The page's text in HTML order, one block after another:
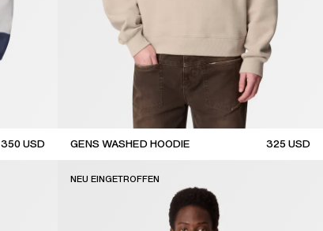
350USD GENS WASHED HOODIE 325USD
NEU EINGETROFFEN